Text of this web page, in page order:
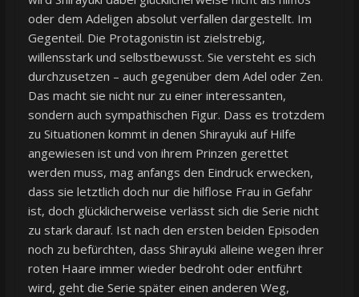
oder dem Adeligen absolut verfallen dargestellt. Im
Gegenteil. Die Protagonistin ist zielstrebig,
willensstark und selbstbewusst. Sie versteht es sich
durchzusetzen – auch gegenüber dem Adel oder Zen.
Das macht sie nicht nur zu einer interessanten,
sondern auch sympathischen Figur. Dass es trotzdem
zu Situationen kommt in denen Shirayuki auf Hilfe
angewiesen ist und von ihrem Prinzen gerettet
werden muss, mag anfangs den Eindruck erwecken,
dass sie letztlich doch nur die hilflose Frau in Gefahr
ist, doch glücklicherweise verlässt sich die Serie nicht
zu stark darauf. Ist nach den ersten beiden Episoden
noch zu befürchten, dass Shirayuki alleine wegen ihrer
roten Haare immer wieder bedroht oder entführt
wird, geht die Serie später einen anderen Weg,